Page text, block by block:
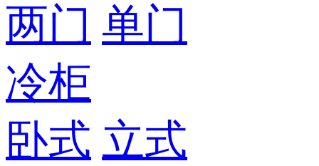
两门 单门
冷柜
卧式 立式